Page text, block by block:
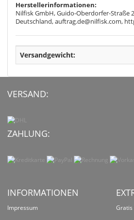
Herstellerinformationen:
Nilfisk GmbH, Guido-Oberdorfer-Straße
Deutschland, auftrag.de@nilfisk.com,
Versandgewicht:
VERSAND:
ZAHLUNG:
INFORMATIONEN
Impressum
Gratis